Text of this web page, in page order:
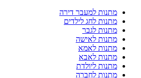
מתנות למעבר דירה
מתנות לחג לילדים
מתנות לגבר
מתנות לאישה
מתנות לאמא
מתנות לאבא
מתנות ליולדת
מתנות לחברה